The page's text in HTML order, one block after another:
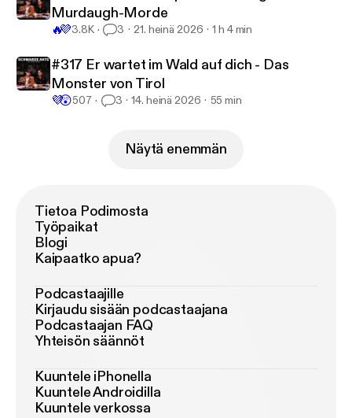
Murdaugh-Morde
🔥💜3.8K 3 21. heinä 2026 1 h 4 min
#317 Er wartet im Wald auf dich - Das
Monster von Tirol
💜😲507 3 14. heinä 2026 55 min
Näytä enemmän
Tietoa Podimosta
Työpaikat
Blogi
Kaipaatko apua?
Podcastaajille
Kirjaudu sisään podcastaajana
Podcastaajan FAQ
Yhteisön säännöt
Kuuntele iPhonella
Kuuntele Androidilla
Kuuntele verkossa